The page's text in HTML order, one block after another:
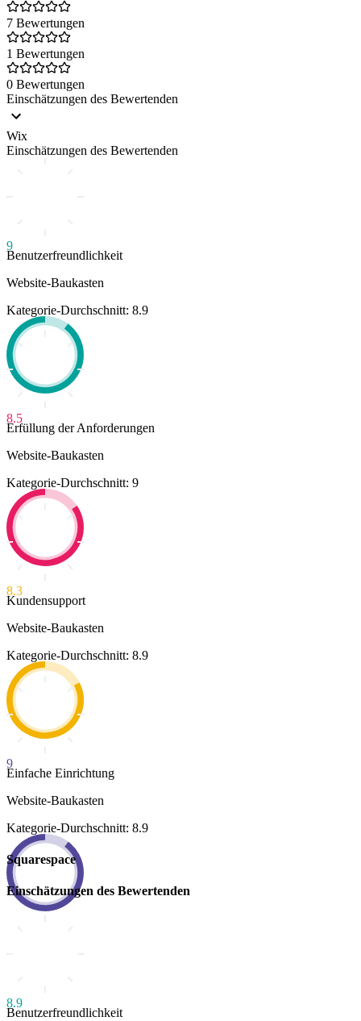
7 Bewertungen
1 Bewertungen
0 Bewertungen
Einschätzungen des Bewertenden
Wix
Einschätzungen des Bewertenden
9
Benutzerfreundlichkeit
Website-Baukasten
Kategorie-Durchschnitt: 8.9
8.5
Erfüllung der Anforderungen
Website-Baukasten
Kategorie-Durchschnitt: 9
8.3
Kundensupport
Website-Baukasten
Kategorie-Durchschnitt: 8.9
9
Einfache Einrichtung
Website-Baukasten
Kategorie-Durchschnitt: 8.9
Squarespace
Einschätzungen des Bewertenden
8.9
Benutzerfreundlichkeit